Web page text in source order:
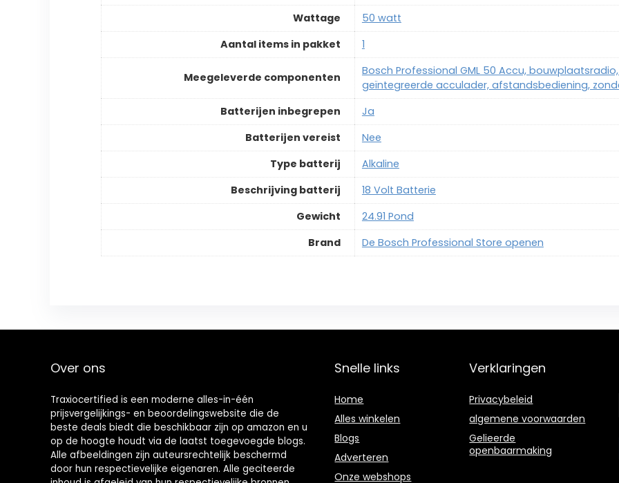
Wattage
‎50 watt
Aantal items in pakket
‎1
Meegeleverde componenten
‎Bosch Professional GML 50 Accu, bouwplaatsradio,
geïntegreerde acculader, afstandsbediening,
Batterijen inbegrepen
‎Ja
Batterijen vereist
‎Nee
Type batterij
‎Alkaline
Beschrijving batterij
‎18 Volt Batterie
Gewicht
‎24.91 Pond
Brand
De Bosch Professional Store openen
Over ons
Traxiocertified is een moderne alles-in-één
prijsvergelijkings- en beoordelingswebsite die de
beste deals biedt die beschikbaar zijn op amazon en u
op de hoogte houdt via de laatst toegevoegde blogs.
Alle afbeeldingen zijn auteursrechtelijk beschermd
door hun respectievelijke eigenaren. Alle geciteerde
Snelle links
Home
Alles winkelen
Blogs
Adverteren
Onze webshops
Verklaringen
Privacybeleid
algemene voorwaarden
Gelieerde
openbaarmaking